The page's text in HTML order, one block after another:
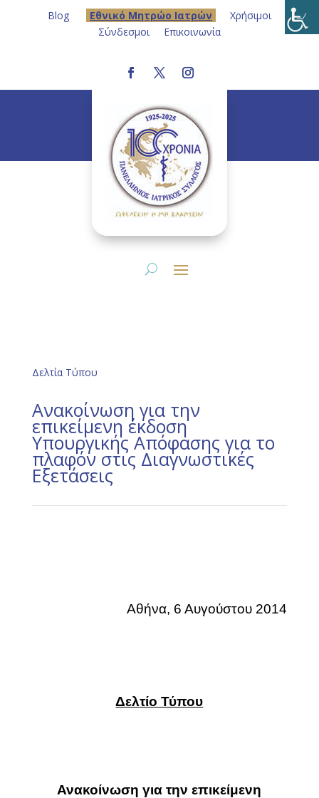
Blog Eθνικό Μητρώο Ιατρών
Χρήσιμοι
Σύνδεσμοι
Επικοινωνία
Δελτία Τύπου
Ανακοίνωση για την
επικείμενη έκδοση
Υπουργικής Απόφασης για το
πλαφόν στις Διαγνωστικές
Εξετάσεις
Αθήνα, 6 Αυγούστου 2014
Δελτίο Τύπου
Ανακοίνωση για την επικείμενη